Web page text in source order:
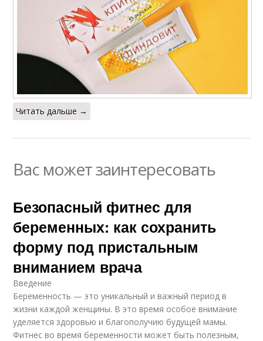
Читать дальше →
Вас может заинтересовать
Безопасный фитнес для
беременных: как сохранить
форму под пристальным
вниманием врача
Введение
Беременность — это уникальный и важный период в
жизни каждой женщины. В это время особое внимание
уделяется здоровью и благополучию будущей мамы.
Фитнес во время беременности может быть полезным,